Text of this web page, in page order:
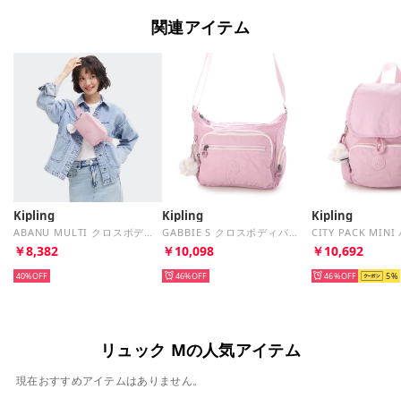
関連アイテム
Kipling
ABANU MULTI クロスボディバッグ （Pink Surprise）
￥8,382
40%
Kipling
GABBIE S クロスボディバッグ （Pink Surprise）
￥10,098
46%
Kipling
￥10,692
46% 5
リュック Mの人気アイテム
現在おすすめアイテムはありません。